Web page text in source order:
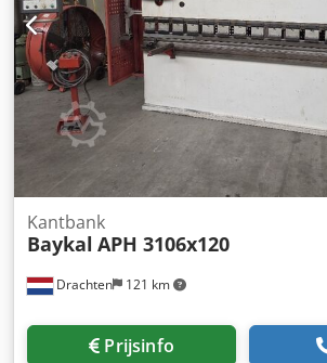
MACHINEGEGEVENS Vermogen: 15,8 kW
Besturing: Delem DA-66T Afmetingen en
Afmetingen (L x B x H): 4.100 x 2.000 x
8.500 kg Bedrijfstijden: 2.442 uur
Vingerbescherming Gereedschap
Bombiersysteem: CNC-gestuurd
standaard Chjdpfszk Dy Tex Acgoa Type
gereedschaphouder: Europees model
Drachten 121 km
Kantbank
Baykal APH 3106x120
Prijsinfo